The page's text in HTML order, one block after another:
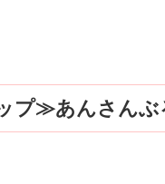
プ≫あんさんぶ